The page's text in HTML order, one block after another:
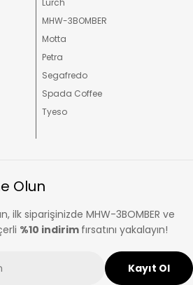
Lurch
MHW-3BOMBER
Motta
Petra
Segafredo
Spada Coffee
Tyeso
Olun
ilk siparişinizde MHW-3BOMBER ve
%10 indirim fırsatını yakalayın!
Kayıt Ol